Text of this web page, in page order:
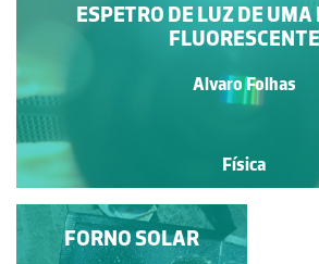
ESPETRO DE LUZ DE
FLUORESCENTE
Alvaro Folhas
Física
GELO SECO
FORNO SOLAR